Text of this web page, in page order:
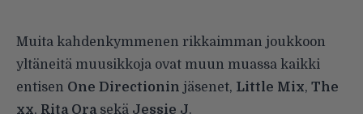
Muita kahdenkymmenen rikkaimman joukkoon
yltäneitä muusikkoja ovat muun muassa kaikki
entisen One Directionin jäsenet, Little Mix, The
xx, Rita Orasekä Jessie J.